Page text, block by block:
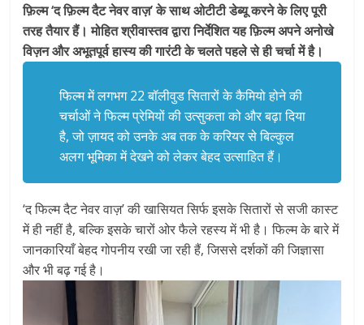
फ़िल्म ‘द फ़िल्म दैट नेवर वाज़’ के साथ ओटीटी डेब्यू करने के लिए पूरी
तरह तैयार हैं। मोहित श्रीवास्तव द्वारा निर्देशित यह फ़िल्म अपने अनोखे
विज़न और अभूतपूर्व हास्य की गारंटी के चलते पहले से ही चर्चा में है।
फिल्म में लगभग 22 बॉलीवुड सितारों के कैमियो होने की
चर्चाओं ने फिल्म प्रेमियों की उत्सुकता को और बढ़ा दिया
है, जो ज़ायद को उनके अब तक के करियर से बिल्कुल
अलग भूमिका में देखने को लेकर बेहद उत्साहित हैं।
‘द फिल्म दैट नेवर वाज़’ की खासियत सिर्फ इसके सितारों से सजी कास्ट
में ही नहीं है, बल्कि इसके चारों ओर फैले रहस्य में भी है। फिल्म के बारे में
जानकारियाँ बेहद गोपनीय रखी जा रही हैं, जिससे दर्शकों की जिज्ञासा
और भी बढ़ गई है।